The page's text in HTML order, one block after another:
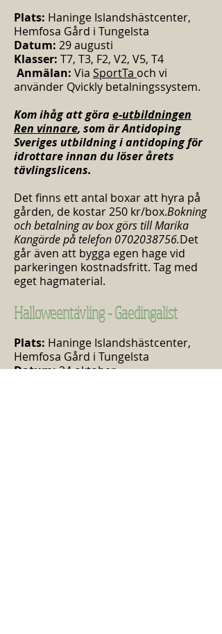
Plats: Haninge Islandshästcenter,
Hemfosa Gård i Tungelsta
Datum: 29 augusti
Klasser: T7, T3, F2, V2, V5, T4
Anmälan: Via SportTa och vi
använder Qvickly betalningssystem.
Kom ihåg att görae-utbildningen
Ren vinnare, som är Antidoping
Sveriges utbildning i antidoping för
idrottare innan du löser årets
tävlingslicens.
Det finns ett antal boxar att hyra på
gården, de kostar 250 kr/box.Bokning
och betalning av box görs till Marika
Kangärde på telefon 0702038756.Det
går även att bygga egen hage vid
parkeringen kostnadsfritt. Tag med
eget hagmaterial.
Halloweentävling - Gaedingalist
Plats: Haninge Islandshästcenter,
Hemfosa Gård i Tungelsta
Datum:24 oktober